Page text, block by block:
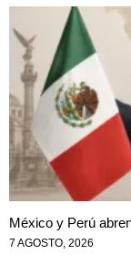
México y Perú
7 AGOSTO, 2026